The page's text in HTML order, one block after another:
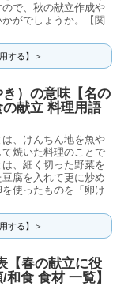
で、秋の献立作成や
がでしょうか。【関
する】＞
）の意味【名の
献立 料理用語
、けんちん地を魚や
焼いた料理のことで
、細く切った野菜を
腐を入れて更に炒め
使ったものを「卵け
する】＞
【春の献立に役
食 食材 一覧】